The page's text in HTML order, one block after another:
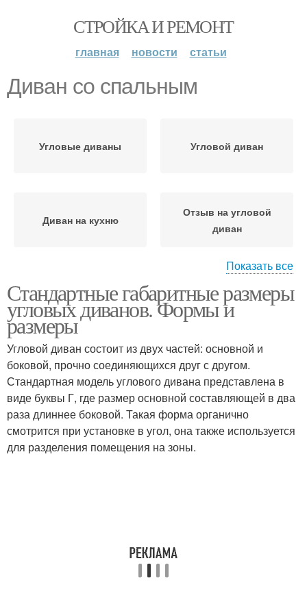
СТРОЙКА И РЕМОНТ
главная новости статьи
Диван со спальным
Угловые диваны Угловой диван
Диван на кухню
Отзыв на угловой
диван
Диваны на кухню Будущий диван
Показать все
Стандартные габаритные размеры
угловых диванов. Формы и
размеры
Угловой диван состоит из двух частей: основной и
боковой, прочно соединяющихся друг с другом.
Стандартная модель углового дивана представлена в
виде буквы Г, где размер основной составляющей в два
раза длиннее боковой. Такая форма органично
смотрится при установке в угол, она также используется
для разделения помещения на зоны.